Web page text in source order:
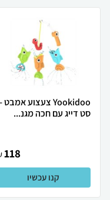
Yookidoo צעצוע אמבט -
סט דייג עם חכה מגנ...
118
קנו עכשיו